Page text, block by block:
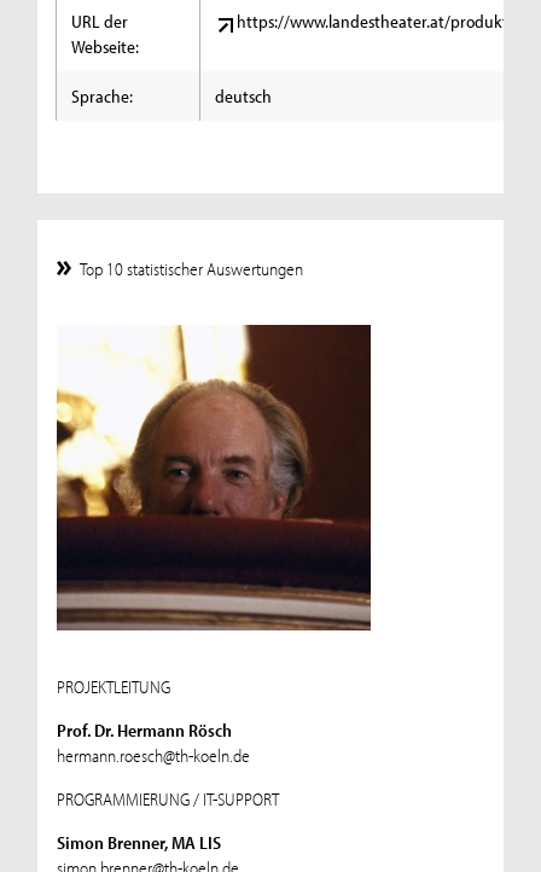
URL der
Webseite:
https://www.landestheater.at/
Sprache: deutsch
Top 10 statistischer Auswertungen
PROJEKTLEITUNG
Prof. Dr. Hermann Rösch
hermann.roesch@th-koeln.de
PROGRAMMIERUNG / IT-SUPPORT
Simon Brenner, MA LIS
simon.brenner@th-koeln.de